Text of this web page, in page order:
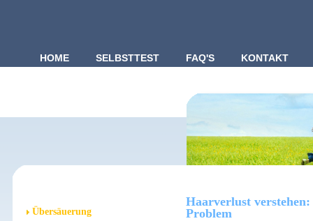
Haarverlust
Problem
Übersäuerung
HOME SELBSTTEST FAQ'S KONTAKT